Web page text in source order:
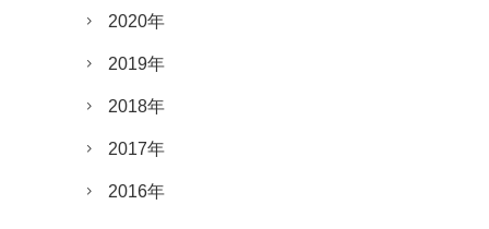
2020年
2019年
2018年
2017年
2016年